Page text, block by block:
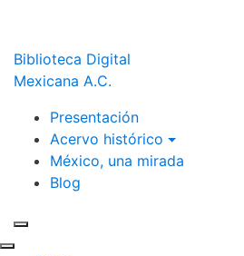
Biblioteca Digital
Mexicana A.C.
Presentación
Acervo histórico
México, una mirada
Blog